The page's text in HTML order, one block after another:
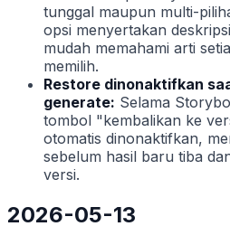
tunggal maupun multi-
opsi menyertakan
mudah memahami arti
memilih.
Restore dinonaktifkan
generate: Selama
tombol "kembalikan ke
otomatis dinonaktifkan,
sebelum hasil baru tiba
versi.
2026-05-13